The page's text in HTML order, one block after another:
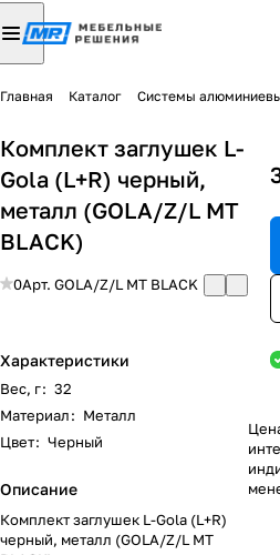
Главная Каталог Системы
Комплект заглушек L-
Gola (L+R) черный,
металл (GOLA/Z/L MT
BLACK)
0Арт. GOLA/Z/L MT BLACK
Характеристики
Вес, г: 32
Материал: Металл
Цвет: Черный
Описание
Комплект заглушек L-Gola (L+R)
черный, металл (GOLA/Z/L MT